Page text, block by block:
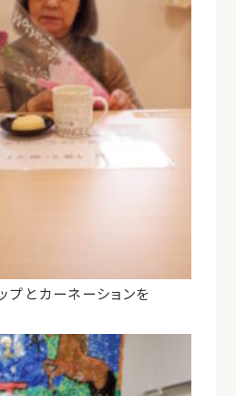
プとカーネーションを